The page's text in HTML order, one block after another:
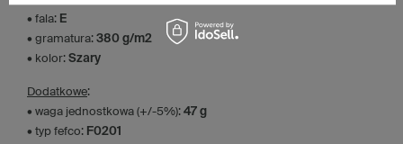
• fala: E
• gramatura: 380 g/m2
• kolor: Szary
Dodatkowe:
• waga jednostkowa (+/-5%): 47 g
• typ fefco: F0201